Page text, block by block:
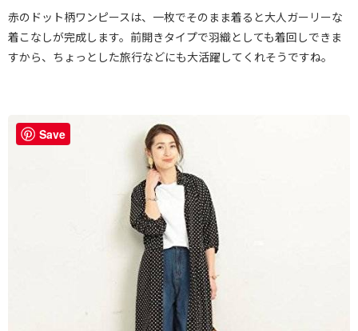
赤のドット柄ワンピースは、一枚でそのまま着ると大人ガーリーな
着こなしが完成します。前開きタイプで羽織としても着回しできま
すから、ちょっとした旅行などにも大活躍してくれそうですね。
Save